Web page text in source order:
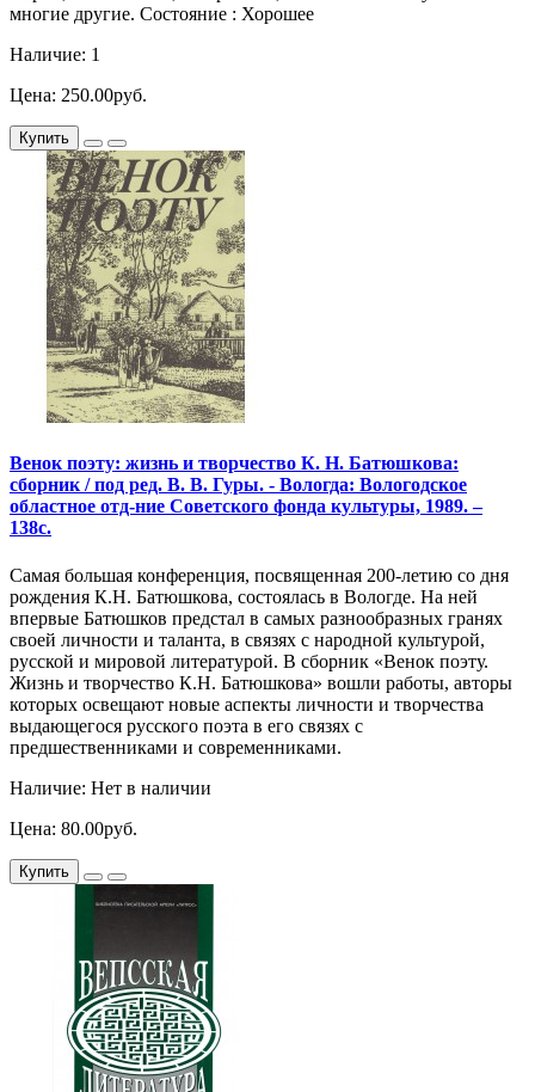
многие другие. Состояние : Хорошее
Наличие: 1
Цена: 250.00руб.
Купить
Венок поэту: жизнь и творчество К. Н. Батюшкова:
сборник / под ред. В. В. Гуры. - Вологда: Вологодское
областное отд-ние Советского фонда культуры, 1989. –
138с.
Самая большая конференция, посвященная 200-летию со дня
рождения К.Н. Батюшкова, состоялась в Вологде. На ней
впервые Батюшков предстал в самых разнообразных гранях
своей личности и таланта, в связях с народной культурой,
русской и мировой литературой. В сборник «Венок поэту.
Жизнь и творчество К.Н. Батюшкова» вошли работы, авторы
которых освещают новые аспекты личности и творчества
выдающегося русского поэта в его связях с
предшественниками и современниками.
Наличие: Нет в наличии
Цена: 80.00руб.
Купить